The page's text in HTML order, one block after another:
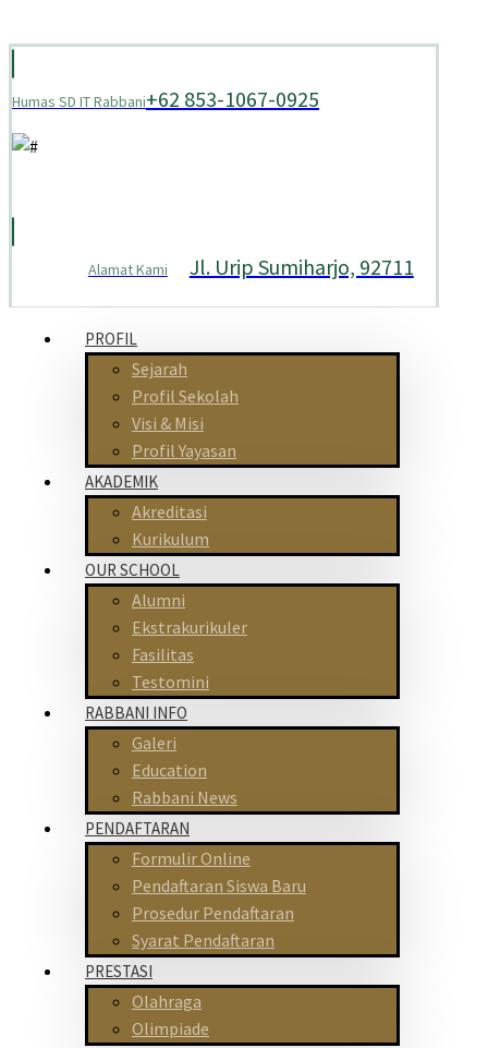
Humas SD IT Rabbani+62 853-1067-0925
Alamat Kami Jl. Urip Sumiharjo, 92711
PROFIL
Sejarah
Profil Sekolah
Visi & Misi
Profil Yayasan
AKADEMIK
Akreditasi
Kurikulum
OUR SCHOOL
Alumni
Ekstrakurikuler
Fasilitas
Testomini
RABBANI INFO
Galeri
Education
Rabbani News
PENDAFTARAN
Formulir Online
Pendaftaran Siswa Baru
Prosedur Pendaftaran
Syarat Pendaftaran
PRESTASI
Olahraga
Olimpiade